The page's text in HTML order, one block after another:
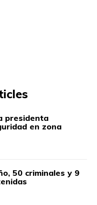
presidenta
en zona
50 criminales y 9